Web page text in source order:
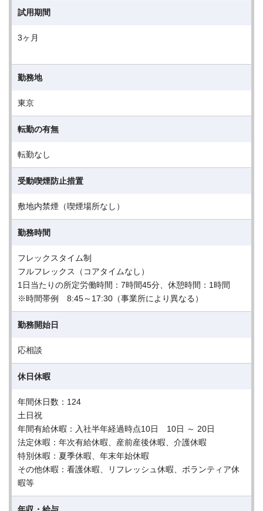
試用期間
3ヶ月
勤務地
東京
転勤の有無
転勤なし
受動喫煙防止措置
敷地内禁煙（喫煙場所なし）
勤務時間
フレックスタイム制
フルフレックス（コアタイムなし）
1日当たりの所定労働時間：7時間45分、休憩時間：1時間
※時間帯例 8:45～17:30（事業所により異なる）
勤務開始日
応相談
休日休暇
年間休日数：124
土日祝
年間有給休暇：入社半年経過時点10日 10日 ～ 20日
法定休暇：年次有給休暇、産前産後休暇、介護休暇
特別休暇：夏季休暇、年末年始休暇
その他休暇：看護休暇、リフレッシュ休暇、ボランティア休
暇等